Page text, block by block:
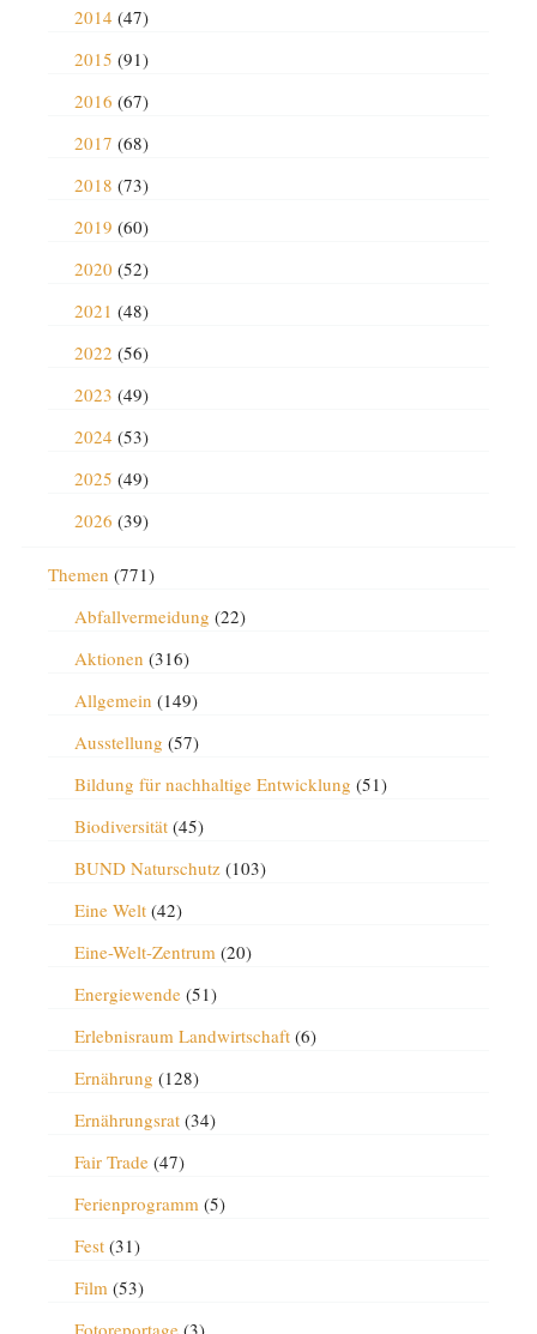
2014 (47)
2015 (91)
2016 (67)
2017 (68)
2018 (73)
2019 (60)
2020 (52)
2021 (48)
2022 (56)
2023 (49)
2024 (53)
2025 (49)
2026 (39)
Themen (771)
Abfallvermeidung (22)
Aktionen (316)
Allgemein (149)
Ausstellung (57)
Bildung für nachhaltige Entwicklung (51)
Biodiversität(45)
BUND Naturschutz(103)
Eine Welt(42)
Eine-Welt-Zentrum(20)
Energiewende(51)
Erlebnisraum Landwirtschaft(6)
Ernährung (128)
Ernährungsrat(34)
Fair Trade(47)
Ferienprogramm(5)
Fest(31)
Film(53)
Fotoreportage(3)